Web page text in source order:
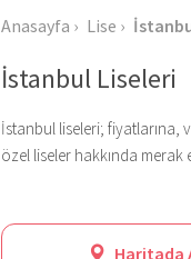
Anasayfa Lise
İstanbul Liseleri
İstanbul liseleri; fiyatlarına,
özel liseler hakkında merak
Haritada